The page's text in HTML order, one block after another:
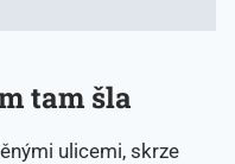
tam šla
ulicemi, skrze